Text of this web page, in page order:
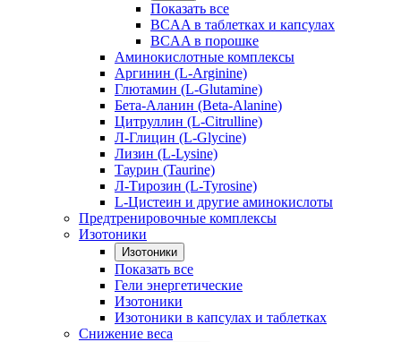
Показать все
BCAA в таблетках и капсулах
BCAA в порошке
Аминокислотные комплексы
Аргинин (L-Arginine)
Глютамин (L-Glutamine)
Бета-Аланин (Beta-Alanine)
Цитруллин (L-Citrulline)
Л-Глицин (L-Glycine)
Лизин (L-Lysine)
Таурин (Taurine)
Л-Тирозин (L-Tyrosine)
L-Цистеин и другие аминокислоты
Предтренировочные комплексы
Изотоники
Изотоники
Показать все
Гели энергетические
Изотоники
Изотоники в капсулах и таблетках
Снижение веса